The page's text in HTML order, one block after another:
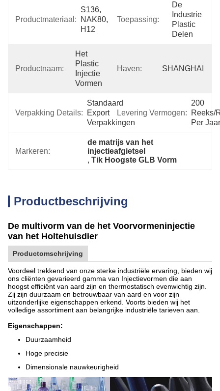
Productmateriaal:
S136,
NAK80,
H12
Toepassing:
De
Industrie
Plastic
Delen
Productnaam:
Het
Plastic
Injectie
Vormen
Haven: SHANGHAI
Verpakking Details:
Standaard
Export
Verpakkingen
Levering Vermogen:
200
Reeks/
Per Jaar
Markeren:
de matrijs van het
injectieafgietsel
, Tik Hoogste GLB Vorm
Productbeschrijving
De multivorm van de het Voorvormeninjectie
van het Holtehuisdier
Productomschrijving
Voordeel trekkend van onze sterke industriële ervaring, bieden wij
ons cliënten gevarieerd gamma van Injectievormen die aan
hoogst efficiënt van aard zijn en thermostatisch evenwichtig zijn.
Zij zijn duurzaam en betrouwbaar van aard en voor zijn
uitzonderlijke eigenschappen erkend. Voorts bieden wij het
volledige assortiment aan belangrijke industriële tarieven aan.
Eigenschappen:
Duurzaamheid
Hoge precisie
Dimensionale nauwkeurigheid